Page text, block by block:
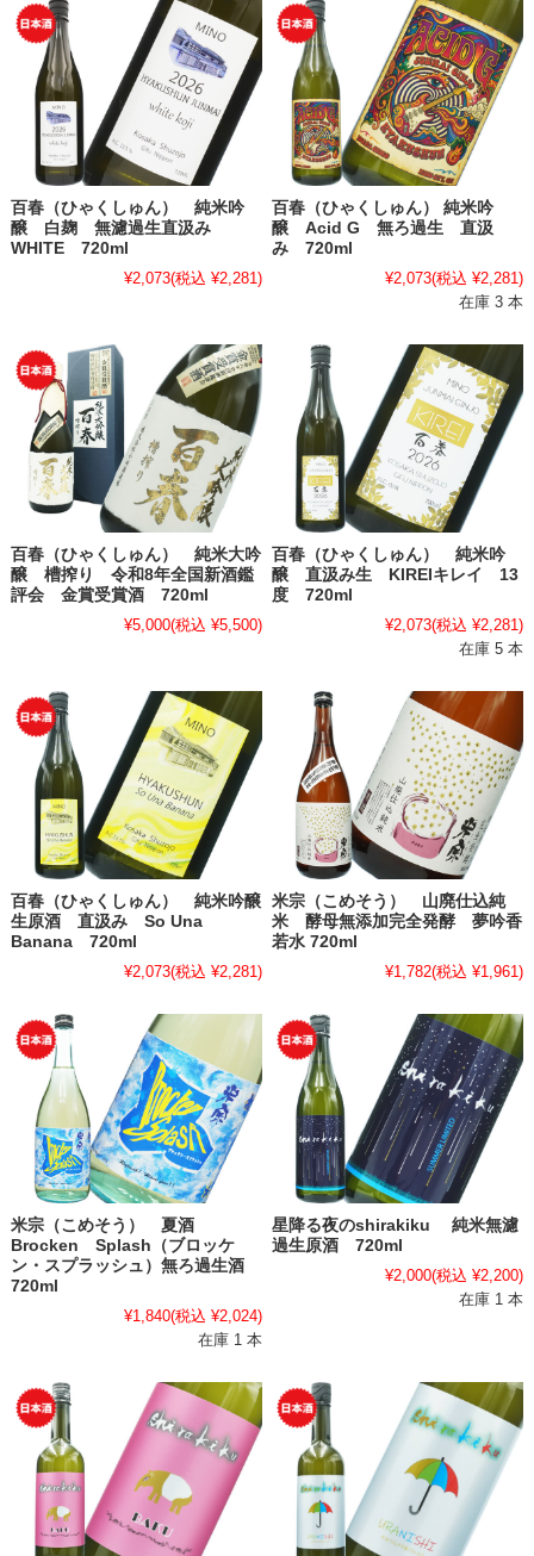
百春（ひゃくしゅん） 純米吟
醸 白麹 無濾過生直汲み
WHITE 720ml
¥2,073(税込 ¥2,281)
百春（ひゃくしゅん） 純米吟
醸 Acid G 無ろ過生 直汲
み 720ml
¥2,073(税込 ¥2,281)
在庫 3 本
百春（ひゃくしゅん） 純米大吟
醸 槽搾り 令和8年全国新酒鑑
評会 金賞受賞酒 720ml
¥5,000(税込 ¥5,500)
百春（ひゃくしゅん） 純米吟
醸 直汲み生 KIREIキレイ 13
度 720ml
¥2,073(税込 ¥2,281)
在庫 5 本
百春（ひゃくしゅん） 純米吟醸
生原酒 直汲み So Una
Banana 720ml
¥2,073(税込 ¥2,281)
米宗（こめそう） 山廃仕込純
米 酵母無添加完全発酵 夢吟香
若水 720ml
¥1,782(税込 ¥1,961)
米宗（こめそう） 夏酒
Brocken Splash（ブロッケ
ン・スプラッシュ）無ろ過生酒
720ml
¥1,840(税込 ¥2,024)
在庫 1 本
星降る夜のshirakiku 純米無濾
過生原酒 720ml
¥2,000(税込 ¥2,200)
在庫 1 本